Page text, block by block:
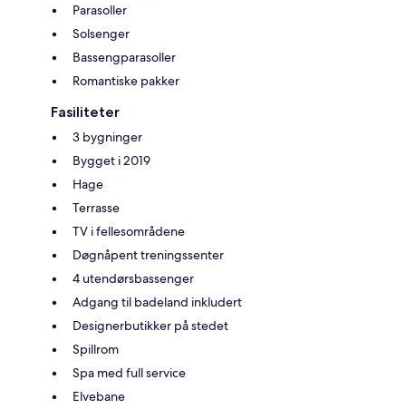
Parasoller
Solsenger
Bassengparasoller
Romantiske pakker
Fasiliteter
3 bygninger
Bygget i 2019
Hage
Terrasse
TV i fellesområdene
Døgnåpent treningssenter
4 utendørsbassenger
Adgang til badeland inkludert
Designerbutikker på stedet
Spillrom
Spa med full service
Elvebane